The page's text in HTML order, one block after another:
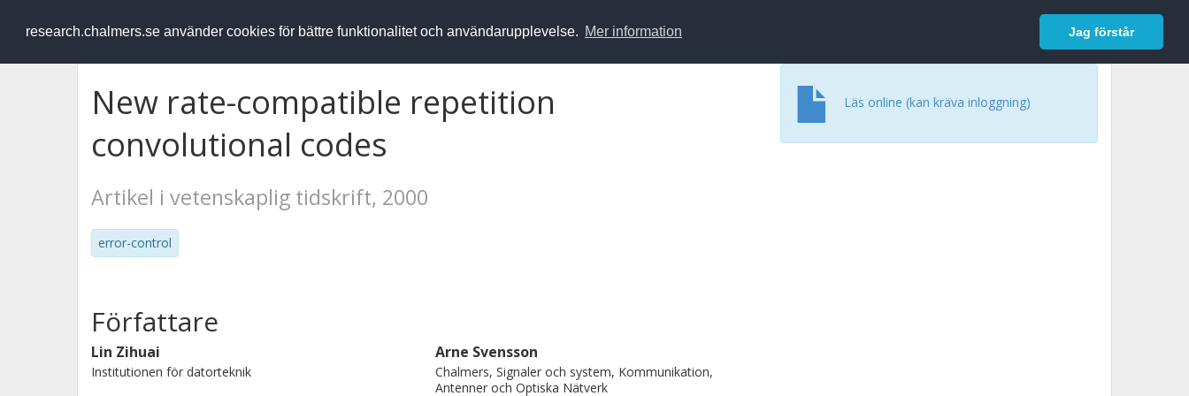
research.chalmers.se använder cookies för bättre funktionalitet och användarupplevelse. Mer information Jag förstår
RESEARCH.chalmers.se Logga in
New rate-compatible repetition
convolutional codes
Artikel i vetenskaplig tidskrift, 2000
error-control
Läs online (kan kräva inloggning)
Författare
Lin Zihuai
Institutionen för datorteknik
Arne Svensson
Chalmers, Signaler och system, Kommunikation,
Antenner och Optiska Nätverk